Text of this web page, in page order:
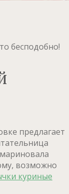
бесподобно!
предлагает
возможно